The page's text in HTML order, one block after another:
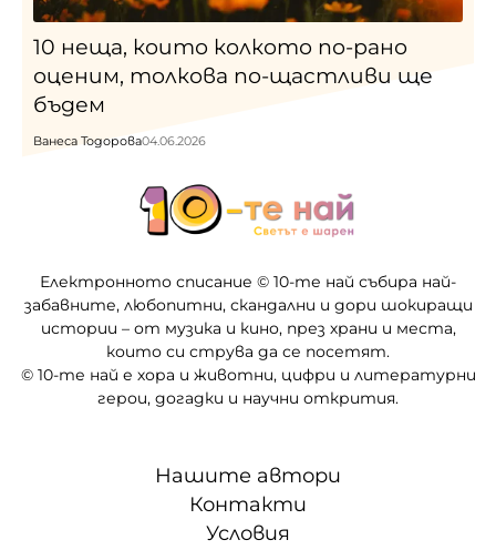
10 неща, които колкото по-рано
оценим, толкова по-щастливи ще
бъдем
Ванеса Тодорова04.06.2026
Електронното списание © 10-те най събира най-
забавните, любопитни, скандални и дори шокиращи
истории – от музика и кино, през храни и места,
които си струва да се посетят.
© 10-те най е хора и животни, цифри и литературни
герои, догадки и научни открития.
Нашите автори
Контакти
Условия